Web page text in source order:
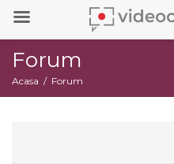
Forum
Acasa Forum